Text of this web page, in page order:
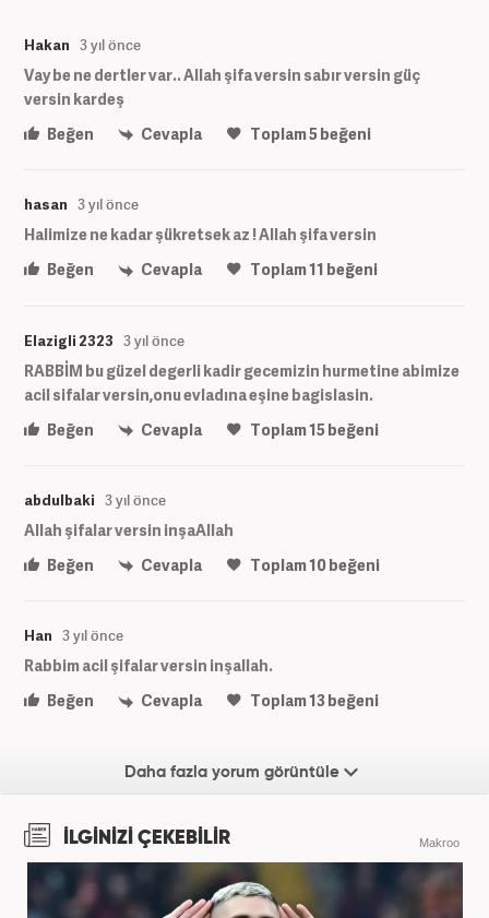
Hakan 3 yıl önce
Vay be ne dertler var.. Allah şifa versin sabır versin güç
versin kardeş
Beğen
Cevapla Toplam5beğeni
hasan 3 yıl önce
Halimize ne kadar şükretsek az ! Allah şifa versin
Beğen
Cevapla Toplam11 beğeni
Elazigli 2323 3 yıl önce
RABBİM bu güzel degerli kadir gecemizin hurmetine abimize
acil sifalar versin,onu evladına eşine bagislasin.
Beğen
Cevapla Toplam15beğeni
abdulbaki 3 yıl önce
Allah şifalar versin inşaAllah
Beğen
Cevapla Toplam10beğeni
Han 3 yıl önce
Rabbim acil şifalar versin inşallah.
Beğen
Cevapla Toplam13beğeni
Daha fazla yorum görüntüle
İLGİNİZİ ÇEKEBİLİR Makroo